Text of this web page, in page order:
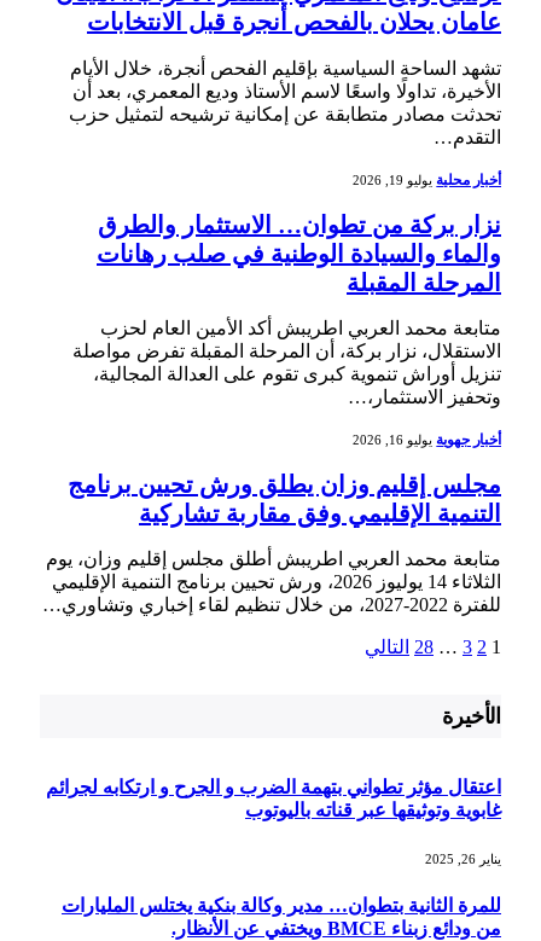
عامان يحلان بالفحص أنجرة قبل الانتخابات
تشهد الساحة السياسية بإقليم الفحص أنجرة، خلال الأيام
الأخيرة، تداولًا واسعًا لاسم الأستاذ وديع المعمري، بعد أن
تحدثت مصادر متطابقة عن إمكانية ترشيحه لتمثيل حزب
التقدم…
أخبار محلية يوليو 19, 2026
نزار بركة من تطوان… الاستثمار والطرق
والماء والسيادة الوطنية في صلب رهانات
المرحلة المقبلة
متابعة محمد العربي اطريبش أكد الأمين العام لحزب
الاستقلال، نزار بركة، أن المرحلة المقبلة تفرض مواصلة
تنزيل أوراش تنموية كبرى تقوم على العدالة المجالية،
وتحفيز الاستثمار،…
أخبار جهوية يوليو 16, 2026
مجلس إقليم وزان يطلق ورش تحيين برنامج
التنمية الإقليمي وفق مقاربة تشاركية
متابعة محمد العربي اطريبش أطلق مجلس إقليم وزان، يوم
الثلاثاء 14 يوليوز 2026، ورش تحيين برنامج التنمية الإقليمي
للفترة 2022-2027، من خلال تنظيم لقاء إخباري وتشاوري…
2
3
…
28 التالي
الأخيرة
اعتقال مؤثر تطواني بتهمة الضرب و الجرح و ارتكابه لجرائم
غابوية وتوثيقها عبر قناته باليوتوب
يناير 26, 2025
للمرة الثانية بتطوان… مدير وكالة بنكية يختلس المليارات
من ودائع زبناء BMCE ويختفي عن الأنظار.